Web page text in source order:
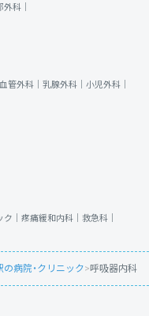
外科｜
管外科｜ 乳腺外科｜ 小児外科｜
｜ 疼痛緩和内科｜ 救急科｜
の病院・クリニック>呼吸器内科